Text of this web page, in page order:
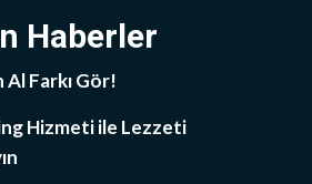
Haberler
Al Farkı Gör!
Hizmeti ile Lezzeti